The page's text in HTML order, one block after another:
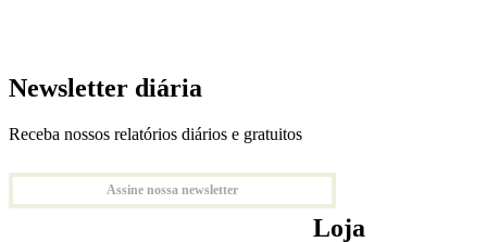
Newsletter diária
Receba nossos relatórios diários e gratuitos
Assine nossa newsletter
Loja